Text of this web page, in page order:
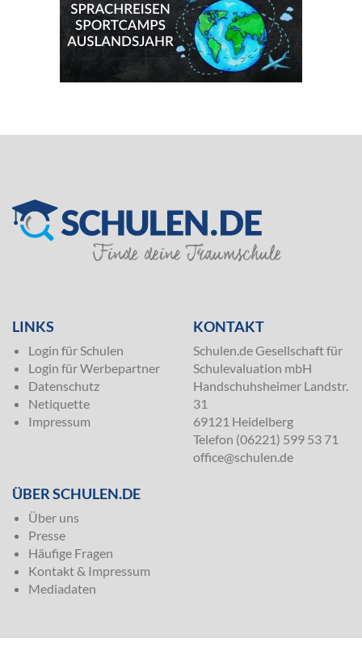
LINKS
Login für Schulen
Login für Werbepartner
Datenschutz
Netiquette
Impressum
KONTAKT
Schulen.de Gesellschaft für
Schulevaluation mbH
Handschuhsheimer Landstr.
31
69121 Heidelberg
Telefon (06221) 599 53 71
office@schulen.de
ÜBER SCHULEN.DE
Über uns
Presse
Häufige Fragen
Kontakt & Impressum
Mediadaten